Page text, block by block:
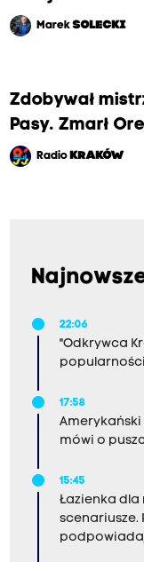
MarekSOLECKI
Zdobywał
Pasy. Zmarł
Radio KRAKÓW
22:06
"Odkrywca
17:58
Amerykański
mówi o
15:45
Łazienka dla
scenariusze.